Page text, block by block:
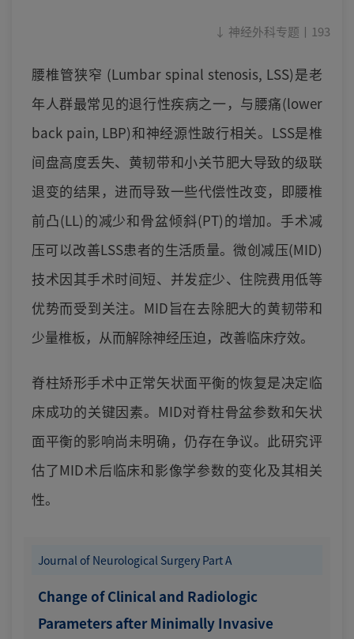
↓ 神经外科专题丨193
腰椎管狭窄 (Lumbar spinal stenosis, LSS)是老
年人群最常见的退行性疾病之一，与腰痛(lower
back pain, LBP)和神经源性跛行相关。LSS是椎
间盘高度丢失、黄韧带和小关节肥大导致的级联
退变的结果，进而导致一些代偿性改变，即腰椎
前凸(LL)的减少和骨盆倾斜(PT)的增加。手术减
压可以改善LSS患者的生活质量。微创减压(MID)
技术因其手术时间短、并发症少、住院费用低等
优势而受到关注。MID旨在去除肥大的黄韧带和
少量椎板，从而解除神经压迫，改善临床疗效。
脊柱矫形手术中正常矢状面平衡的恢复是决定临
床成功的关键因素。MID对脊柱骨盆参数和矢状
面平衡的影响尚未明确，仍存在争议。此研究评
估了MID术后临床和影像学参数的变化及其相关
性。
Journal of Neurological Surgery Part A
Change of Clinical and Radiologic
Parameters after Minimally Invasive